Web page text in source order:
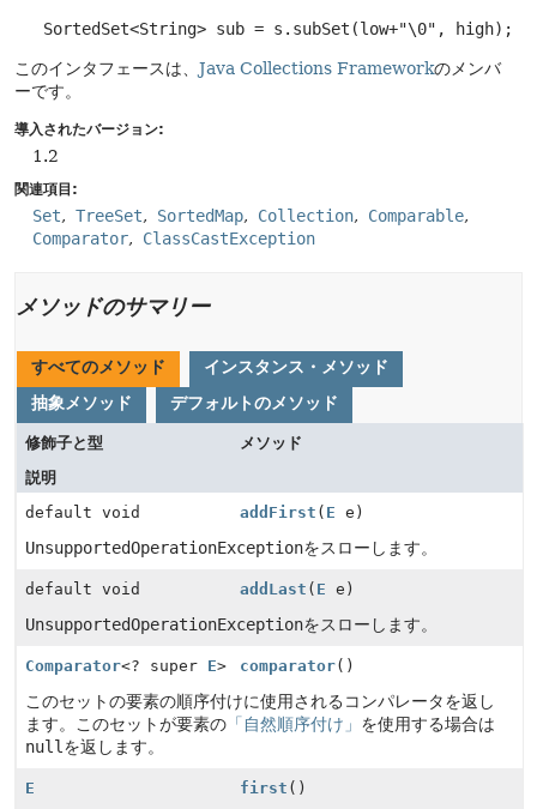
   SortedSet<String> sub = s.subSet(low+"\0", high);
このインタフェースは、 Java Collections Frameworkのメンバ
ーです。
導入されたバージョン:
1.2
関連項目:
Set TreeSet SortedMap Collection
Comparable
Comparator
ClassCastException
メソッドのサマリー
すべてのメソッド
インスタンス・メソッド
抽象メソッド
デフォルトのメソッド
修飾子と型
メソッド
説明
default void
addFirst ( E e)
UnsupportedOperationExceptionをスローします。
default void addLast ( E e)
UnsupportedOperationExceptionをスローします。
Comparator<? super E> comparator()
このセットの要素の順序付けに使用されるコンパレータを返し
ます。このセットが要素の 「自然順序付け」 を使用する場合は
null を返します。
E first ()